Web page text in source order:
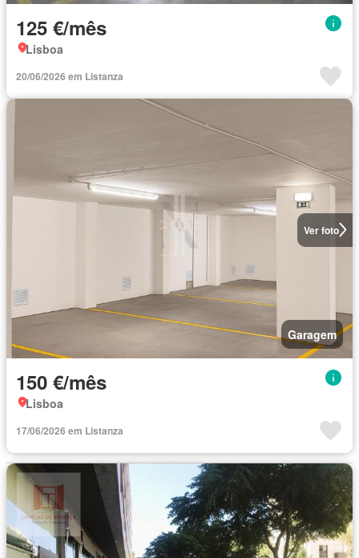
125 €/mês
Lisboa
20/06/2026 em Listanza
Ver foto
Garagem
150 €/mês
Lisboa
17/06/2026 em Listanza